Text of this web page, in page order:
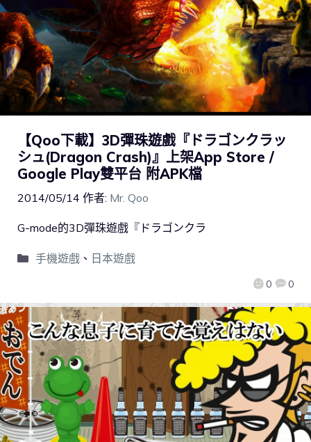
【Qoo下載】3D彈珠遊戲『ドラゴンクラッ
シュ(Dragon Crash)』上架App Store /
Google Play雙平台 附APK檔
2014/05/14 作者: Mr. Qoo
0 0
G-mode的3D彈珠遊戲『ドラゴンクラ
手機遊戲、 日本遊戲